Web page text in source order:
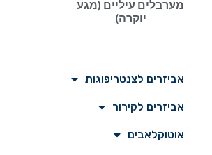
אביזרים לצנטריפוגות
אביזרים לקירור
אוטוקלאבים
מערבלים עיליים (מגע
יוקרה)